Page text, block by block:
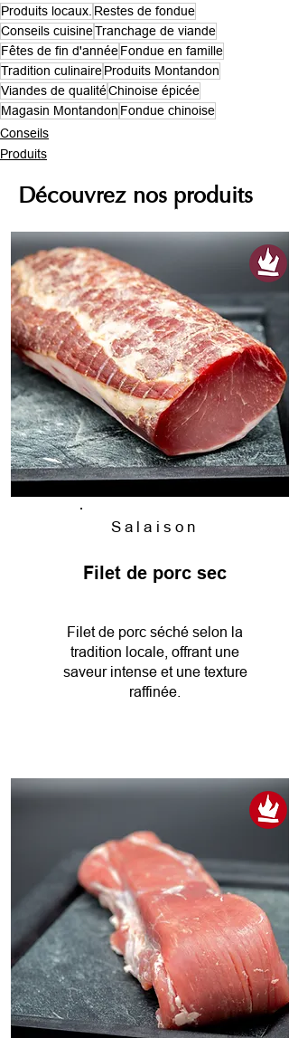
Produits locaux. Restes de fondue
Conseils cuisineTranchage de viande
Fêtes de fin d'annéeFondue en famille
Tradition culinaireProduits Montandon
Viandes de qualitéChinoise épicée
Magasin Montandon Fondue chinoise
Conseils
Produits
Découvrez nos produits
Salaison
Filet de porc sec
Filet de porc séché selon la
tradition locale, offrant une
saveur intense et une texture
raffinée.